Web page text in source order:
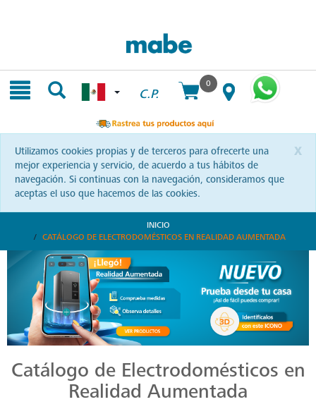
C.P.
0
x
Utilizamos cookies propias y de terceros para ofrecerte una
mejor experiencia y servicio, de acuerdo a tus hábitos de
navegación. Si continuas con la navegación, consideramos que
aceptas el uso que hacemos de las cookies.
INICIO
CATÁLOGO DE ELECTRODOMÉSTICOS EN REALIDAD AUMENTADA
Catálogo de Electrodomésticos en
Realidad Aumentada